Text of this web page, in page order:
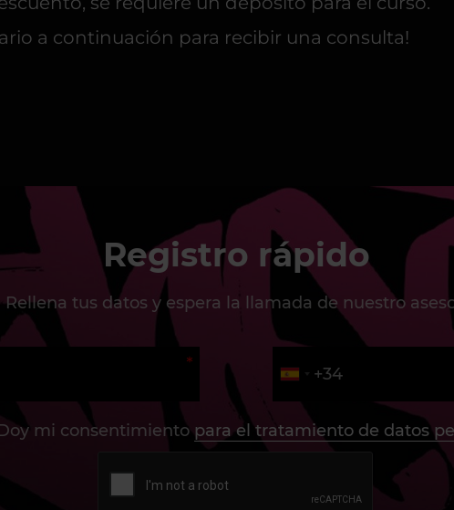
a continuación para recibir una consulta!
Registro rápido
Rellena tus datos y espera la llamada de nuestro
mi consentimientopara el tratamiento de datos